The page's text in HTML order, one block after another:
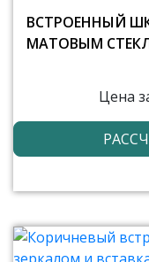
ВСТРОЕННЫЙ
МАТОВЫМ
Цена